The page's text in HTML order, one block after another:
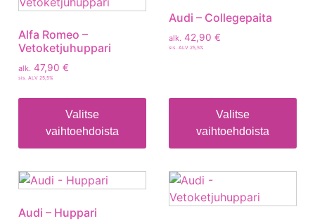
Alfa Romeo –
Vetoketjuhuppari
alk. 47,90 €
sis. ALV 25,5%
Valitse
vaihtoehdoista
Audi – Collegepaita
alk. 42,90 €
sis. ALV 25,5%
Valitse
vaihtoehdoista
Audi – Huppari